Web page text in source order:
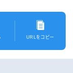
URLをコピー